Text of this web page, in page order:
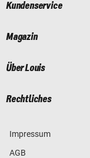
Kundenservice
Magazin
Über Louis
Rechtliches
Impressum
AGB